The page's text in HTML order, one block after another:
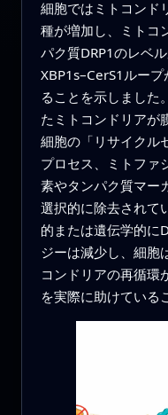
細胞ではミトコンド
種が増加し、ミトコ
パク質DRP1のレベ
XBP1s–CerS1ルー
ることを示しました
たミトコンドリアが
細胞の「リサイクル
プロセス、ミトファ
素やタンパク質マー
選択的に除去されて
的または遺伝学的に
ジーは減少し、細胞
コンドリアの再循環
を実際に助けている